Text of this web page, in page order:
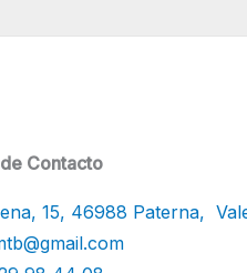
Contacto
15, 46988 Paterna,